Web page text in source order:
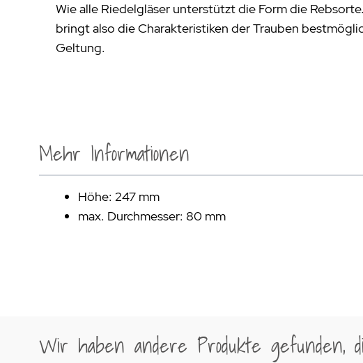
Wie alle Riedelgläser unterstützt die Form die
bringt also die Charakteristiken der Trauben
Geltung.
Mehr Informationen
Höhe: 247 mm
max. Durchmesser: 80 mm
Wir haben andere Produkte gefunden,